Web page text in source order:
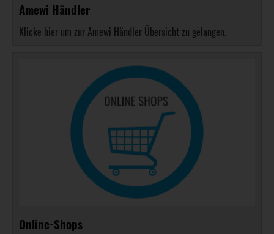
Amewi Händler
Klicke hier um zur Amewi Händler Übersicht zu gelangen.
Online-Shops